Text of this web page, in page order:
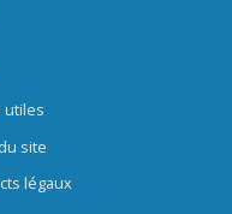
utiles
site
légaux